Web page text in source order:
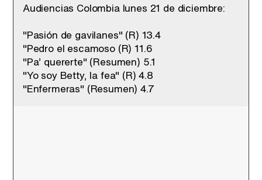
Audiencias Colombia lunes 21 de diciembre:
"Pasión de gavilanes" (R) 13.4
"Pedro el escamoso (R) 11.6
"Pa’ quererte" (Resumen) 5.1
"Yo soy Betty, la fea" (R) 4.8
"Enfermeras" (Resumen) 4.7